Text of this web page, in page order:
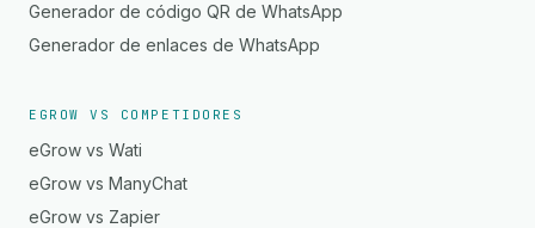
Generador de código QR de WhatsApp
Generador de enlaces de WhatsApp
EGROW VS COMPETIDORES
eGrow vs Wati
eGrow vs ManyChat
eGrow vs Zapier